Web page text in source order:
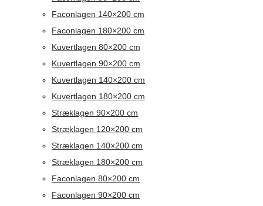
Faconlagen 140×200 cm
Faconlagen 180×200 cm
Kuvertlagen 80×200 cm
Kuvertlagen 90×200 cm
Kuvertlagen 140×200 cm
Kuvertlagen 180×200 cm
Stræklagen 90×200 cm
Stræklagen 120×200 cm
Stræklagen 140×200 cm
Stræklagen 180×200 cm
Faconlagen 80×200 cm
Faconlagen 90×200 cm